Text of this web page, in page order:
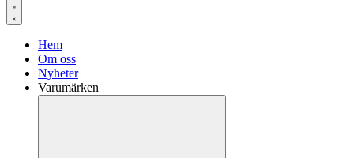
Hem
Om oss
Nyheter
Varumärken